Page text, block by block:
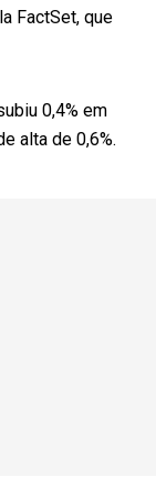
FactSet, que
0,4% em
alta de 0,6%.